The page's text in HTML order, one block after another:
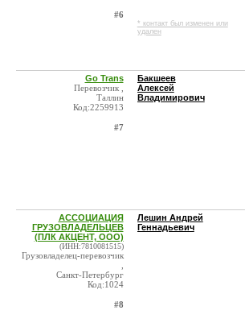
#6
* контакт был изменен или
удален
Go Trans
Перевозчик ,
Таллин
Код:2259913
#7
Бакшеев
Алексей
Владимирович
АССОЦИАЦИЯ
ГРУЗОВЛАДЕЛЬЦЕВ
(ПЛК АКЦЕНТ, ООО)
(ИНН:7810081515)
Грузовладелец-перевозчик
Санкт-Петербург
Код:1024
#8
Лешин Андрей
Геннадьевич